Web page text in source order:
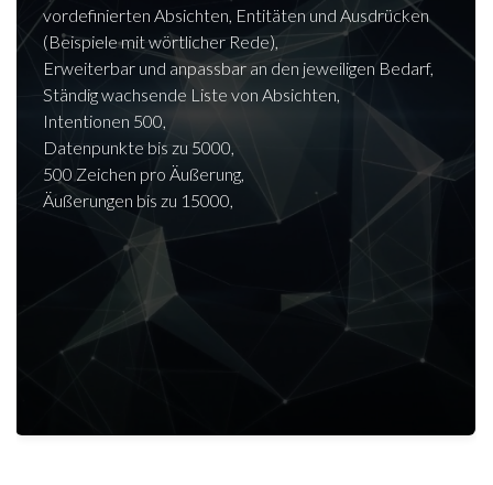
vordefinierten Absichten, Entitäten und Ausdrücken
(Beispiele mit wörtlicher Rede),
Erweiterbar und anpassbar an den jeweiligen Bedarf,
Ständig wachsende Liste von Absichten,
Intentionen 500,
Datenpunkte bis zu 5000,
500 Zeichen pro Äußerung,
Äußerungen bis zu 15000,